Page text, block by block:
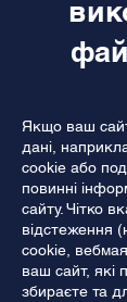
Якщо ваш
дані,
cookie або
повинні
сайту. Чітко
відстеження
cookie,
ваш сайт, які
збираєте та